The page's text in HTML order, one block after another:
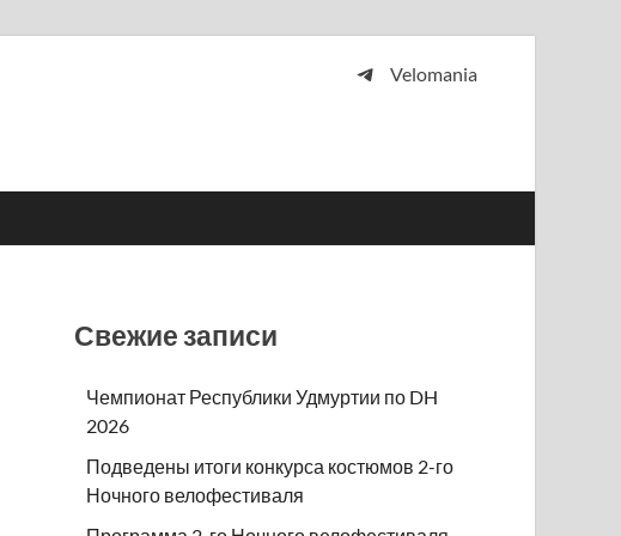
Velomania
Свежие записи
Чемпионат Республики Удмуртии по DH
2026
Подведены итоги конкурса костюмов 2-го
Ночного велофестиваля